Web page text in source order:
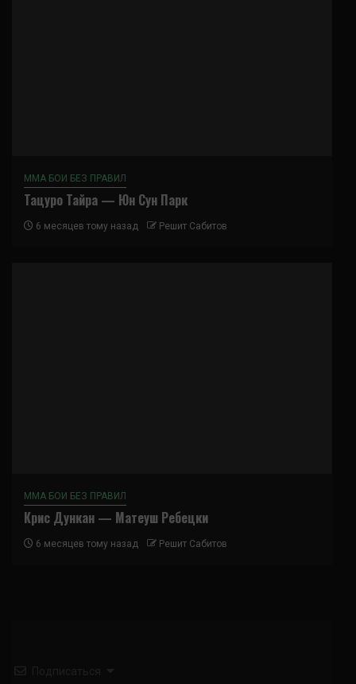
ММА БОИ БЕЗ ПРАВИЛ
Тацуро Тайра — Юн Сун Парк
6 месяцев тому назад Решит Сабитов
ММА БОИ БЕЗ ПРАВИЛ
Крис Дункан — Матеуш Ребецки
6 месяцев тому назад Решит Сабитов